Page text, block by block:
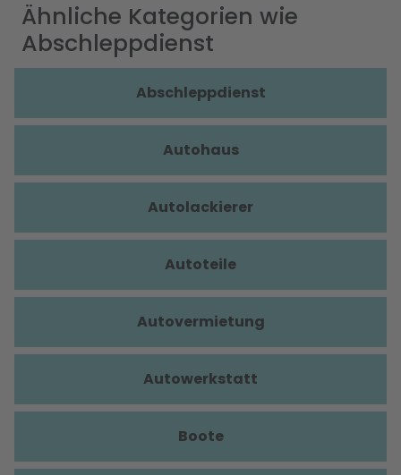
Ähnliche Kategorien wie
Abschleppdienst
Abschleppdienst
Autohaus
Autolackierer
Autoteile
Autovermietung
Autowerkstatt
Boote